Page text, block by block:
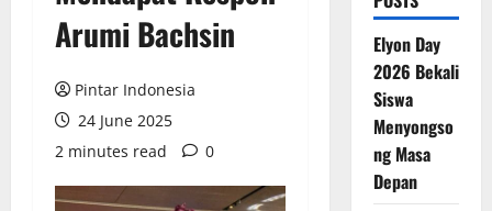
Arumi Bachsin
Pintar Indonesia
24 June 2025
2 minutes read
0
Elyon Day
2026 Bekali
Siswa
Menyongso
ng Masa
Depan